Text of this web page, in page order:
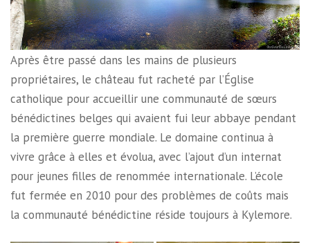
Après être passé dans les mains de plusieurs
propriétaires, le château fut racheté par l’Église
catholique pour accueillir une communauté de sœurs
bénédictines belges qui avaient fui leur abbaye pendant
la première guerre mondiale. Le domaine continua à
vivre grâce à elles et évolua, avec l’ajout d’un internat
pour jeunes filles de renommée internationale. L’école
fut fermée en 2010 pour des problèmes de coûts mais
la communauté bénédictine réside toujours à Kylemore.